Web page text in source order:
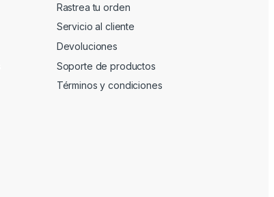
Rastrea tu orden
Servicio al cliente
Devoluciones
Soporte de productos
Términos y condiciones